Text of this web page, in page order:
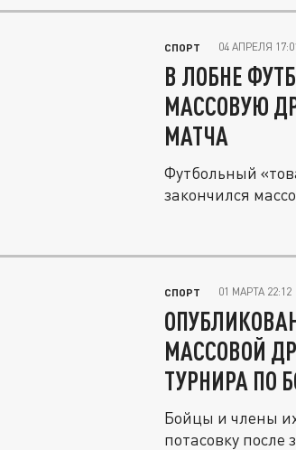
СПОРТ 04 АПРЕЛЯ
В ЛОБНЕ
МАССОВУЮ
МАТЧА
Футбольный
закончился
СПОРТ 01 МАРТА 22:12
МАССОВОЙ
ТУРНИРА ПО
Бойцы и члены
потасовку после